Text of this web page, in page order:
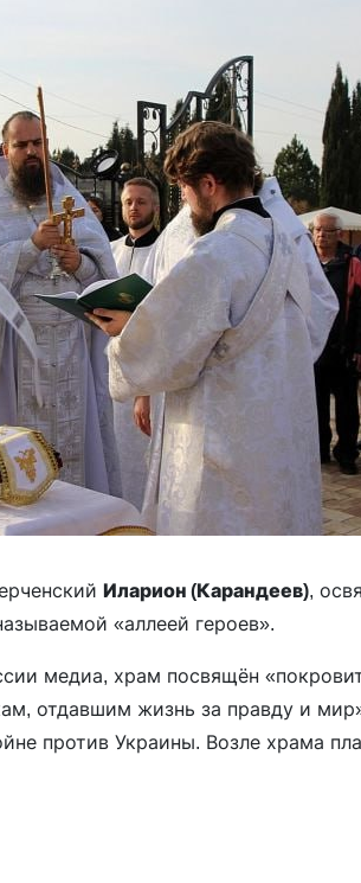
Иларион (Карандеев),
«аллеей героев».
медиа, храм посвящён
отдавшим жизнь за правду и
против Украины. Возле храма